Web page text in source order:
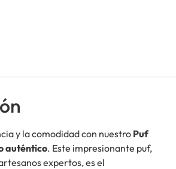
y la comodidad con nuestro Puf
auténtico. Este impresionante puf,
expertos, es el